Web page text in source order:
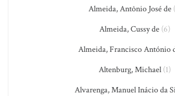
Almeida, Antônio José de
Almeida, Cussy de (6)
Almeida, Francisco António
Altenburg, Michael (1)
Alvarenga, Manuel Inácio da